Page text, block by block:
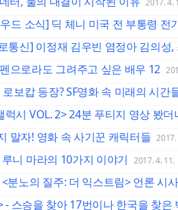
2017. 4.
드 소식] 딕 체니 미국 전 부통령 전
통신] 이정재 김우빈 염정아 김의성
으로라도 그려주고 싶은 배우 12
보캅 등장? SF영화 속 미래의 시간
시 VOL. 2> 24분 푸티지 영상 봤더
말자! 영화 속 사기꾼 캐릭터들 2017.
니 마라의 10가지 이야기 2017. 4. 11.
분노의 질주: 더 익스트림> 언론 시
- 스승을 찾아 17번이나 한국을 찾은